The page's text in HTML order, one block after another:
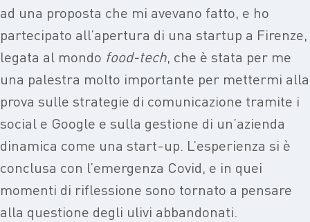
ad una proposta che mi avevano fatto, e ho
partecipato all’apertura di una startup a Firenze,
legata al mondo food-tech, che è stata per me
una palestra molto importante per mettermi alla
prova sulle strategie di comunicazione tramite i
social e Google e sulla gestione di un’azienda
dinamica come una start-up. L’esperienza si è
conclusa con l’emergenza Covid, e in quei
momenti di riflessione sono tornato a pensare
alla questione degli ulivi abbandonati.